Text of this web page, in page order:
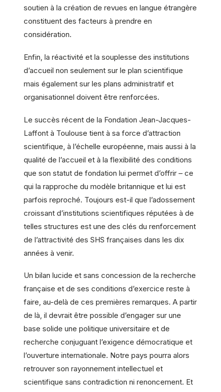
soutien à la création de revues en langue étrangère
constituent des facteurs à prendre en
considération.
Enfin, la réactivité et la souplesse des institutions
d’accueil non seulement sur le plan scientifique
mais également sur les plans administratif et
organisationnel doivent être renforcées.
Le succès récent de la Fondation Jean-Jacques-
Laffont à Toulouse tient à sa force d’attraction
scientifique, à l’échelle européenne, mais aussi à la
qualité de l’accueil et à la flexibilité des conditions
que son statut de fondation lui permet d’offrir – ce
qui la rapproche du modèle britannique et lui est
parfois reproché. Toujours est-il que l’adossement
croissant d’institutions scientifiques réputées à de
telles structures est une des clés du renforcement
de l’attractivité des SHS françaises dans les dix
années à venir.
Un bilan lucide et sans concession de la recherche
française et de ses conditions d’exercice reste à
faire, au-delà de ces premières remarques. A partir
de là, il devrait être possible d’engager sur une
base solide une politique universitaire et de
recherche conjuguant l’exigence démocratique et
l’ouverture internationale. Notre pays pourra alors
retrouver son rayonnement intellectuel et
scientifique sans contradiction ni renoncement. Et